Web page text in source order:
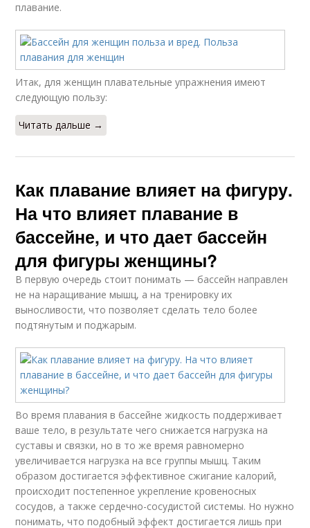
плавание.
Итак, для женщин плавательные упражнения имеют
следующую пользу:
Читать дальше →
Как плавание влияет на фигуру.
На что влияет плавание в
бассейне, и что дает бассейн
для фигуры женщины?
В первую очередь стоит понимать — бассейн направлен
не на наращивание мышц, а на тренировку их
выносливости, что позволяет сделать тело более
подтянутым и поджарым.
Во время плавания в бассейне жидкость поддерживает
ваше тело, в результате чего снижается нагрузка на
суставы и связки, но в то же время равномерно
увеличивается нагрузка на все группы мышц. Таким
образом достигается эффективное сжигание калорий,
происходит постепенное укрепление кровеносных
сосудов, а также сердечно-сосудистой системы. Но нужно
понимать, что подобный эффект достигается лишь при